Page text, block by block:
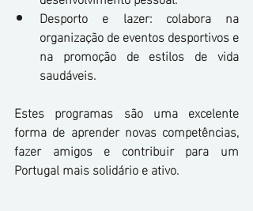
Desporto e lazer: colabora na
organização de eventos desportivos e
na promoção de estilos de vida
saudáveis.
Estes programas são uma excelente
forma de aprender novas competências,
fazer amigos e contribuir para um
Portugal mais solidário e ativo.